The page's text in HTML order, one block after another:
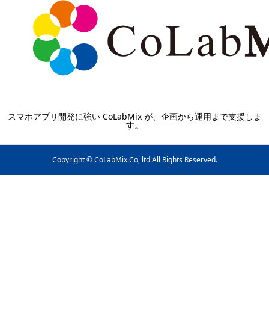
スマホアプリ開発に強い CoLabMix が、企画から運用まで支援しま
す。
Copyright © CoLabMix Co, ltd All Rights Reserved.